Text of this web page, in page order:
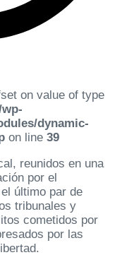
on value of type
dynamic-
on line 39
reunidos en una
por el
último par de
tribunales y
cometidos por
por las